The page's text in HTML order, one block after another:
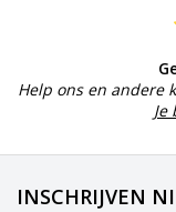
Help ons en andere
Je
INSCHRIJVEN